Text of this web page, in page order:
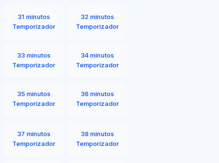
31 minutos
Temporizador
32 minutos
Temporizador
33 minutos
Temporizador
34 minutos
Temporizador
35 minutos
Temporizador
36 minutos
Temporizador
37 minutos
Temporizador
38 minutos
Temporizador